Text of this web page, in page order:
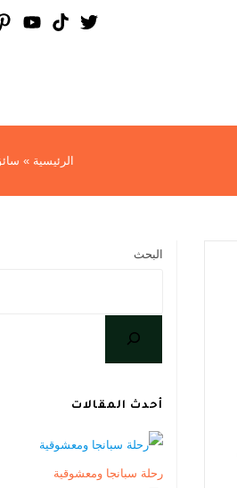
الرئيسية »
البحث
أحدث المقالات
رحلة سبانجا ومعشوقية